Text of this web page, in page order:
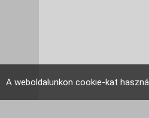
A weboldalunkon cookie-kat